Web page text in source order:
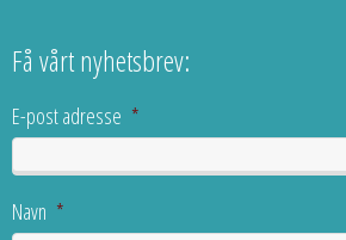
Få vårt nyhetsbrev:
E-post adresse *
Navn *